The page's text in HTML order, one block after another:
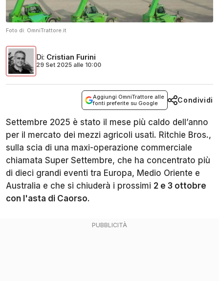
Foto di: OmniTrattore.it
Di: Cristian Furini
29 Set 2025 alle 10:00
Aggiungi OmniTrattore alle
fonti preferite su Google
Condividi
Settembre 2025 è stato il mese più caldo dell’anno
per il mercato dei mezzi agricoli usati. Ritchie Bros.,
sulla scia di una maxi-operazione commerciale
chiamata Super Settembre, che ha concentrato più
di dieci grandi eventi tra Europa, Medio Oriente e
Australia e che si chiuderà i prossimi 2 e 3 ottobre
con l'asta di Caorso.